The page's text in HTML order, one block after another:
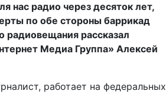
нас радио через десяток лет,
по обе стороны баррикад
радиовещания рассказал
Медиа Группа» Алексей
работает на федеральных